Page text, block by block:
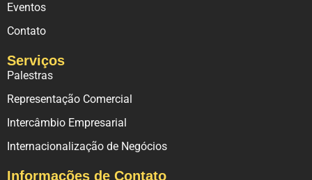
Eventos
Contato
Serviços
Palestras
Representação Comercial
Intercâmbio Empresarial
Internacionalização de Negócios
Informações de Contato